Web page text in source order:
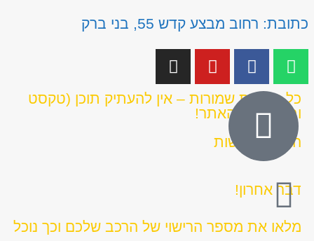
כתובת: רחוב מבצע קדש 55, בני ברק
כל הזכויות שמורות – אין להעתיק תוכן (טקסט
ותמונות) מהאתר!
הצהרת נגישות
דבר אחרון!
מלאו את מספר הרישוי של הרכב שלכם וכך נוכל